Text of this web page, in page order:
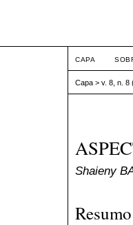
CAPA
Capa > v. 8, n. 8
Shaieny
Resumo